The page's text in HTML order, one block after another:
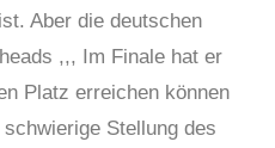
Aber die deutschen
,,, Im Finale hat er
Platz erreichen können
Stellung des